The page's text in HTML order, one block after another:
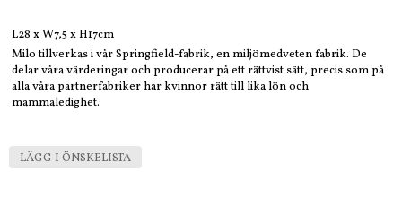
L28 x W7,5 x H17cm
Milo tillverkas i vår Springfield-fabrik, en miljömedveten fabrik. De
delar våra värderingar och producerar på ett rättvist sätt, precis som på
alla våra partnerfabriker har kvinnor rätt till lika lön och
mammaledighet.
LÄGG I ÖNSKELISTA